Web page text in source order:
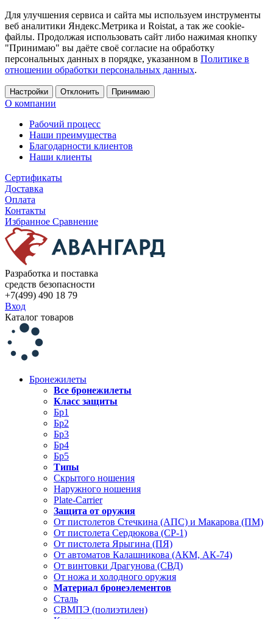
Для улучшения сервиса и сайта мы используем инструменты
веб аналитики Яндекс.Метрика и Roistat, а так же cookie-
файлы. Продолжая использовать сайт либо нажимая кнопку
"Принимаю" вы даёте своё согласие на обработку
персональных данных в порядке, указанном в Политике в
отношении обработки персональных данных.
Настройки Отклонить Принимаю
О компании
Рабочий процесс
Наши преимущества
Благодарности клиентов
Наши клиенты
Сертификаты
Доставка
Оплата
Контакты
Избранное Сравнение
Разработка и поставка
средств безопасности
+7(499) 490 18 79
Вход
Каталог товаров
Бронежилеты
Все бронежилеты
Класс защиты
Бр1
Бр2
Бр3
Бр4
Бр5
Типы
Скрытого ношения
Наружного ношения
Plate-Carrier
Защита от оружия
От пистолетов Стечкина (АПС) и Макарова (ПМ)
От пистолета Сердюкова (СР-1)
От пистолета Ярыгина (ПЯ)
От автоматов Калашникова (АКМ, АК-74)
От винтовки Драгунова (СВД)
От ножа и холодного оружия
Материал бронеэлементов
Сталь
СВМПЭ (полиэтилен)